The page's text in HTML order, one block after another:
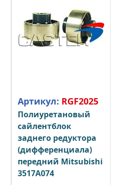
Артикул: RGF2025
Полиуретановый
сайлентблок
заднего редуктора
(дифференциала)
передний Mitsubishi
3517A074